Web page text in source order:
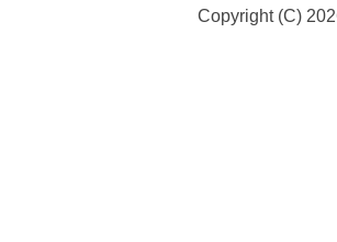
Copyright (C)